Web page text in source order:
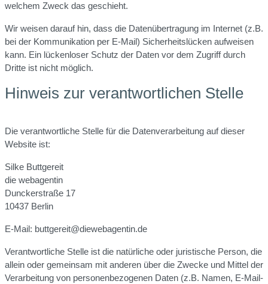
welchem Zweck das geschieht.
Wir weisen darauf hin, dass die Datenübertragung im Internet (z.B.
bei der Kommunikation per E-Mail) Sicherheitslücken aufweisen
kann. Ein lückenloser Schutz der Daten vor dem Zugriff durch
Dritte ist nicht möglich.
Hinweis zur verantwortlichen Stelle
Die verantwortliche Stelle für die Datenverarbeitung auf dieser
Website ist:
Silke Buttgereit
die webagentin
Dunckerstraße 17
10437 Berlin
E-Mail: buttgereit@diewebagentin.de
Verantwortliche Stelle ist die natürliche oder juristische Person, die
allein oder gemeinsam mit anderen über die Zwecke und Mittel der
Verarbeitung von personenbezogenen Daten (z.B. Namen, E-Mail-